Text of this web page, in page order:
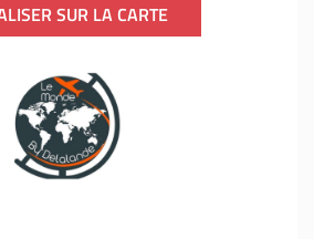
SUR LA CARTE